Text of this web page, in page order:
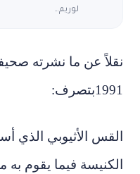
لوريم…
1991بتصرف:
القس الأثيوبي الذي
الكنيسة فيما يقوم